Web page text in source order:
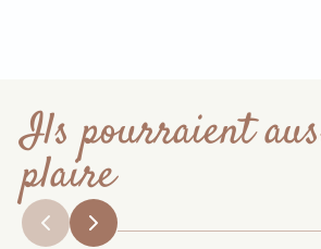
Ils pourraient
plaire